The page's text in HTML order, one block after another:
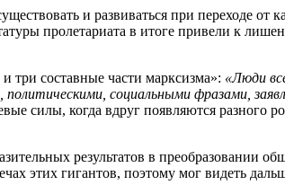
и развиваться при переходе
пролетариата в итоге привели к
три составные части марксизма»: «Люди
социальными фразами,
силы, когда вдруг появляются разного
результатов в преобразовании
этих гигантов, поэтому мог видеть